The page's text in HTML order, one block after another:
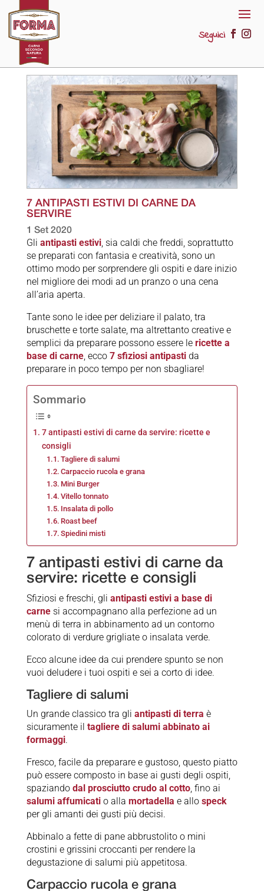
Seguici
7 ANTIPASTI ESTIVI DI CARNE DA
SERVIRE
1 Set 2020
Gli antipasti estivi, sia caldi che freddi, soprattutto
se preparati con fantasia e creatività, sono un
ottimo modo per sorprendere gli ospiti e dare inizio
nel migliore dei modi ad un pranzo o una cena
all’aria aperta.
Tante sono le idee per deliziare il palato, tra
bruschette e torte salate, ma altrettanto creative e
semplici da preparare possono essere le ricette a
base di carne, ecco 7 sfiziosi antipasti da
preparare in poco tempo per non sbagliare!
Sommario
7 antipasti estivi di carne da servire: ricette e
consigli
Tagliere di salumi
Carpaccio rucola e grana
Mini Burger
Vitello tonnato
Insalata di pollo
Roast beef
Spiedini misti
7 antipasti estivi di carne da
servire: ricette e consigli
Sfiziosi e freschi, gli antipasti estivi a base di
carnesi accompagnano alla perfezione ad un
menù di terra in abbinamento ad un contorno
colorato di verdure grigliate o insalata verde.
Ecco alcune idee da cui prendere spunto se non
vuoi deludere i tuoi ospiti e sei a corto di idee.
Tagliere di salumi
Un grande classico tra gli antipasti di terra è
sicuramente il tagliere di salumi abbinato ai
formaggi.
Fresco, facile da preparare e gustoso, questo piatto
può essere composto in base ai gusti degli ospiti,
spaziando dal prosciutto crudo al cotto, fino ai
salumi affumicatio alla mortadella e allo speck
per gli amanti dei gusti più decisi.
Abbinalo a fette di pane abbrustolito o mini
crostini e grissini croccanti per rendere la
degustazione di salumi più appetitosa.
Carpaccio rucola e grana